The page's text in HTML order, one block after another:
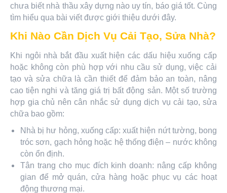
chưa biết nhà thầu xây dựng nào uy tín, báo giá tốt. Cùng
tìm hiểu qua bài viết được giới thiệu dưới đây.
Khi Nào Cần Dịch Vụ Cải Tạo, Sửa Nhà?
Khi ngôi nhà bắt đầu xuất hiện các dấu hiệu xuống cấp
hoặc không còn phù hợp với nhu cầu sử dụng, việc cải
tạo và sửa chữa là cần thiết để đảm bảo an toàn, nâng
cao tiện nghi và tăng giá trị bất động sản. Một số trường
hợp gia chủ nên cân nhắc sử dụng dịch vụ cải tạo, sửa
chữa bao gồm:
Nhà bị hư hỏng, xuống cấp: xuất hiện nứt tường, bong
tróc sơn, gạch hỏng hoặc hệ thống điện – nước không
còn ổn định.
Tân trang cho mục đích kinh doanh: nâng cấp không
gian để mở quán, cửa hàng hoặc phục vụ các hoạt
động thương mại.